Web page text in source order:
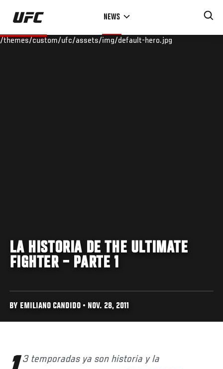
Skip
main
NEWS
/themes/custom/ufc/assets/img/default-hero.jpg
LA HISTORIA DE THE ULTIMATE
FIGHTER – PARTE 1
BY EMILIANO CANDIDO • NOV. 28, 2011
13 temporadas ya son historia y la